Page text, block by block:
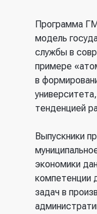
Программа
модель
службы в
примере
в
тенденцией
Выпускники
экономики
компетенции
задач в